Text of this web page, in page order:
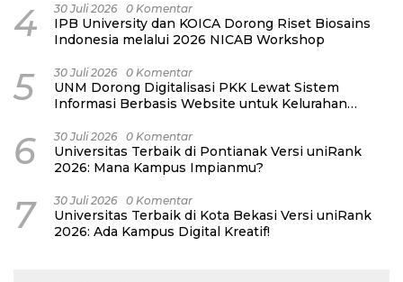
4 30 Juli 2026 0 Komentar
IPB University dan KOICA Dorong Riset Biosains
Indonesia melalui 2026 NICAB Workshop
5 30 Juli 2026 0 Komentar
UNM Dorong Digitalisasi PKK Lewat Sistem
Informasi Berbasis Website untuk Kelurahan
6 30 Juli 2026 0 Komentar
Universitas Terbaik di Pontianak Versi uniRank
2026: Mana Kampus Impianmu?
7 30 Juli 2026 0 Komentar
Universitas Terbaik di Kota Bekasi Versi uniRank
2026: Ada Kampus Digital Kreatif!